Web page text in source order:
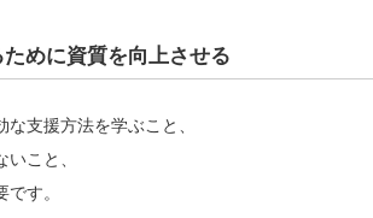
めに資質を向上させる
支援方法を学ぶこと、
こと、
す。